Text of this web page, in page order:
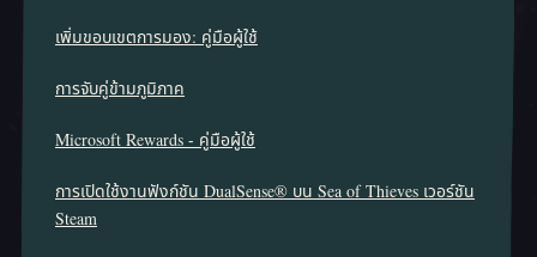
เพิ่มขอบเขตการมอง: คู่มือผู้ใช้
การจับคู่ข้ามภูมิภาค
Microsoft Rewards - คู่มือผู้ใช้
การเปิดใช้งานฟังก์ชัน DualSense® บน Sea of Thieves เวอร์ชัน
Steam